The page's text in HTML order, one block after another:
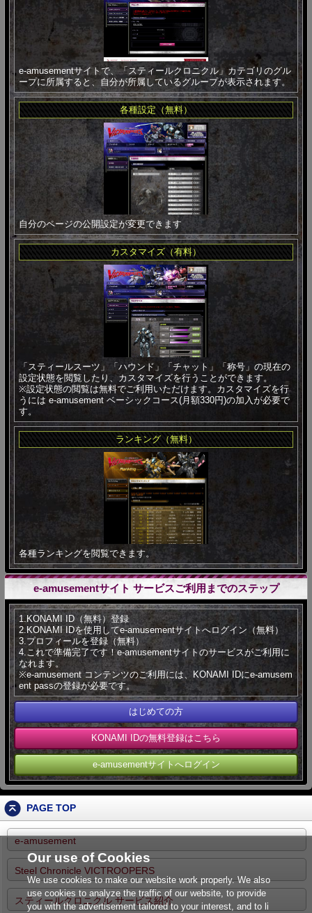
e-amusementサイトで、「スティールクロニクル」カテゴリのグル
ープに所属すると、自分が所属しているグループが表示されます。
各種設定（無料）
自分のページの公開設定が変更できます
カスタマイズ（有料）
「スティールスーツ」「ハウンド」「チャット」「称号」の現在の
設定状態を閲覧したり、カスタマイズを行うことができます。
※設定状態の閲覧は無料でご利用いただけます。カスタマイズを行
うには e-amusement ベーシックコース(月額330円)の加入が必要で
す。
ランキング（無料）
各種ランキングを閲覧できます。
e-amusementサイト サービスご利用までのステップ
1.KONAMI ID（無料）登録
2.KONAMI IDを使用してe-amusementサイトへログイン（無料）
3.プロフィールを登録（無料）
4.これで準備完了です！e-amusementサイトのサービスがご利用に
なれます。
※e-amusement コンテンツのご利用には、KONAMI IDにe-amusem
ent passの登録が必要です。
はじめての方
KONAMI IDの無料登録はこちら
e-amusementサイトへログイン
PAGE TOP
e-amusement
Steel Chronicle VICTROOPERS
スティールクロニクル サービス紹介
Our use of Cookies
We use cookies to make our website work properly. We also
use cookies to analyze the traffic of our website, to provide
you with the advertisement tailored to your interest, and to li